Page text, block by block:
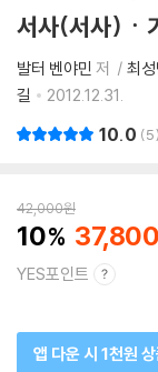
서사(서사)ㆍ
발터 벤야민 저 최
길
2012.12.31.
10.0 5
42,000원
10 37,800
YES포인트
앱 다운 시 1천원